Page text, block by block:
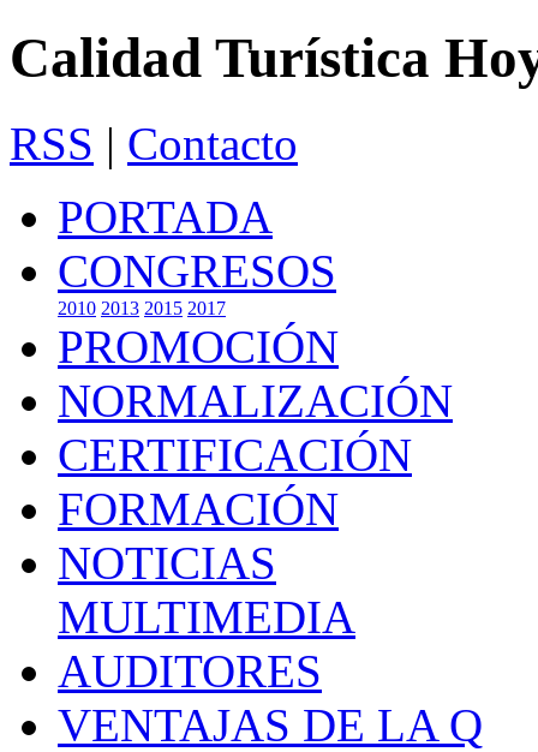
Calidad Turística
RSS | Contacto
PORTADA
CONGRESOS
2010 2013 2015 2017
PROMOCIÓN
NORMALIZACIÓN
CERTIFICACIÓN
FORMACIÓN
NOTICIAS
MULTIMEDIA
AUDITORES
VENTAJAS DE LA Q